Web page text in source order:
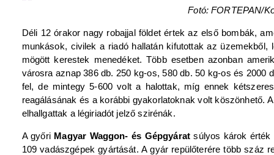
Fotó: FORTEPAN/
Déli 12 órakor nagy robajjal földet értek az első bombák,
munkások, civilek a riadó hallatán kifutottak az
mögött kerestek menedéket. Több esetben azonban
városra aznap 386 db. 250 kg-os, 580 db. 50 kg-os és
fel, de mintegy 5-600 volt a halottak, míg ennek
reagálásának és a korábbi gyakorlatoknak volt köszönhető.
elhallgattak a légiriadót jelző szirénák.
A győri Magyar Waggon- és Gépgyárat súlyos károk érték
109 vadászgépek gyártását. A gyár repülőterére több száz